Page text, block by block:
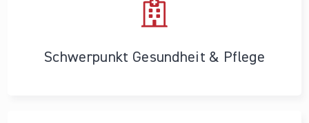
Schwerpunkt Gesundheit & Pflege